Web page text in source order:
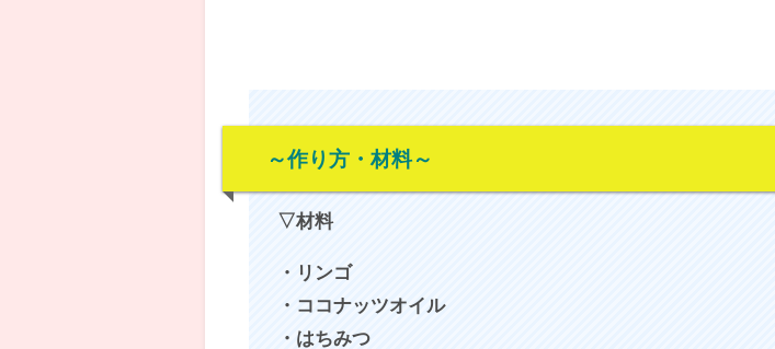
～作り方・材料～
▽材料
・リンゴ
・ココナッツオイル
・はちみつ